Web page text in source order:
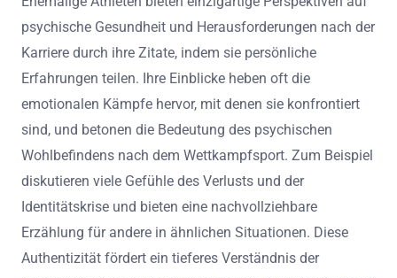
psychische Gesundheit und Herausforderungen nach der
Karriere durch ihre Zitate, indem sie persönliche
Erfahrungen teilen. Ihre Einblicke heben oft die
emotionalen Kämpfe hervor, mit denen sie konfrontiert
sind, und betonen die Bedeutung des psychischen
Wohlbefindens nach dem Wettkampfsport. Zum Beispiel
diskutieren viele Gefühle des Verlusts und der
Identitätskrise und bieten eine nachvollziehbare
Erzählung für andere in ähnlichen Situationen. Diese
Authentizität fördert ein tieferes Verständnis der